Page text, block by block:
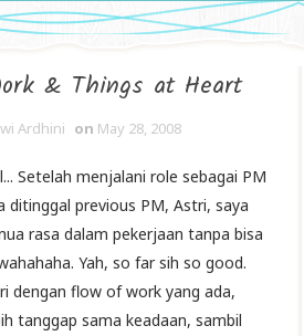
& Things at Heart
Ardhini on May 28, 2008
Setelah menjalani role sebagai PM
ditinggal previous PM, Astri, saya
rasa dalam pekerjaan tanpa bisa
Yah, so far sih so good.
dengan flow of work yang ada,
tanggap sama keadaan, sambil